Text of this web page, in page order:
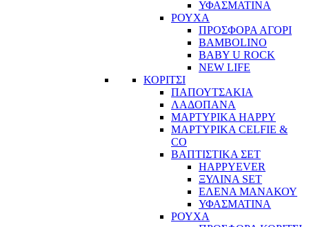
ΥΦΑΣΜΑΤΙΝΑ
ΡΟΥΧΑ
ΠΡΟΣΦΟΡΑ ΑΓΟΡΙ
BAMBOLINO
BABY U ROCK
NEW LIFE
ΚΟΡΙΤΣΙ
ΠΑΠΟΥΤΣΑΚΙΑ
ΛΑΔΟΠΑΝΑ
ΜΑΡΤΥΡΙΚΑ HAPPY
ΜΑΡΤΥΡΙΚΑ CELFIE &
CO
ΒΑΠΤΙΣΤΙΚΑ ΣΕΤ
HAPPYEVER
ΞΥΛΙΝΑ SET
ΕΛΕΝΑ ΜΑΝΑΚΟΥ
ΥΦΑΣΜΑΤΙΝΑ
ΡΟΥΧΑ